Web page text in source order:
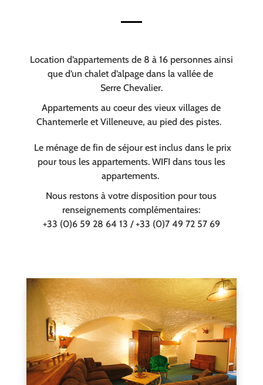
Location d’appartements de 8 à 16 personnes ainsi
que d’un chalet d’alpage dans la vallée de
Serre Chevalier.
Appartements au coeur des vieux villages de
Chantemerle et Villeneuve, au pied des pistes.
Le ménage de fin de séjour est inclus dans le prix
pour tous les appartements. WIFI dans tous les
appartements.
Nous restons à votre disposition pour tous
renseignements complémentaires:
+33 (0)6 59 28 64 13 / +33 (0)7 49 72 57 69